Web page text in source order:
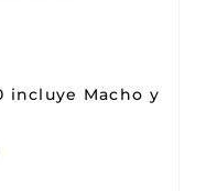
incluye Macho y